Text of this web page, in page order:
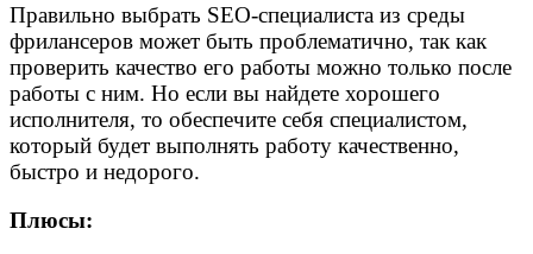
Правильно выбрать SEO-специалиста из среды
фрилансеров может быть проблематично, так как
проверить качество его работы можно только после
работы с ним. Но если вы найдете хорошего
исполнителя, то обеспечите себя специалистом,
который будет выполнять работу качественно,
быстро и недорого.
Плюсы: